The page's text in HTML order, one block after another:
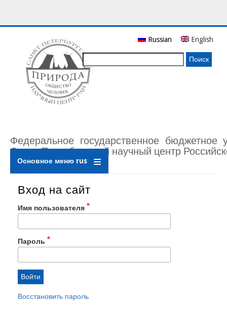
основному
содержанию
Федеральное государственное бюджетное
Санкт-Петербургский научный центр
Russian English
Основное меню rus
Вход на сайт
Имя пользователя
Пароль
Восстановить пароль